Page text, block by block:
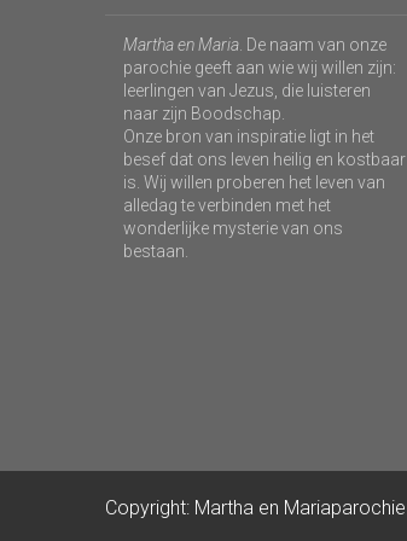
Martha en Maria . De naam van onze
parochie geeft aan wie wij willen zijn:
leerlingen van Jezus, die luisteren
naar zijn Boodschap.
Onze bron van inspiratie ligt in het
besef dat ons leven heilig en kostbaar
is. Wij willen proberen het leven van
alledag te verbinden met het
wonderlijke mysterie van ons
bestaan.
Copyright: Martha en Mariaparochie